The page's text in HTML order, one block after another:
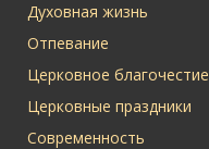
Духовная жизнь
Отпевание
Церковное благочестие
Церковные праздники
Современность